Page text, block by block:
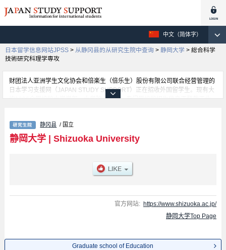
中文（简体字）
日本留学信息网站JPSS > 从静冈县的从研究生院中查询 > 静岡大学 > 総合科学
技術研究科理学専攻
财团法人亚洲学生文化协会和倍楽生（倍乐生）股份有限公司联合经营管理的
日本学习支援网（JAPAN STUDY SUPPORT）正在招收外国留学生。现有大
约1300个学校的大学学部、大学院、短大、专门学校的招生信息正登载于此
Graduate School of Science and Technology, Educational Division、
Graduate School of Humanities and Social Sciences、Major of
Engineering, Graduate school Integrated Science Technology、Graduate
総合科学技術研究科理学専攻、Department of Agriculture, Graduate School
of Integrated Science and Technology、Medical Photonics等各研究科的不
静冈县 / 国立
静岡大学| Shizuoka University
官方网站: https://www.shizuoka.ac.jp/
静岡大学Top Page
Graduate school of Education